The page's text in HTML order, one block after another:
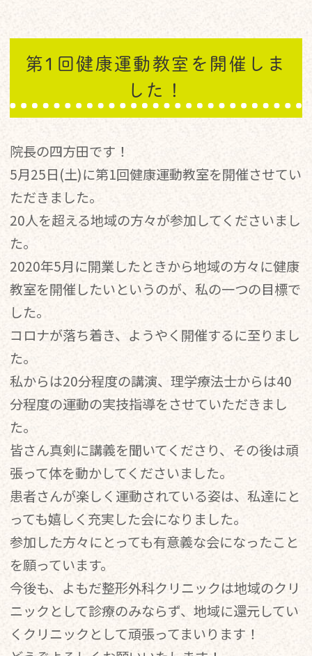
第1回健康運動教室を開催しま
した！
院長の四方田です！
5月25日(土)に第1回健康運動教室を開催させてい
ただきました。
20人を超える地域の方々が参加してくださいまし
た。
2020年5月に開業したときから地域の方々に健康
教室を開催したいというのが、私の一つの目標で
した。
コロナが落ち着き、ようやく開催するに至りまし
た。
私からは20分程度の講演、理学療法士からは40
分程度の運動の実技指導をさせていただきまし
た。
皆さん真剣に講義を聞いてくださり、その後は頑
張って体を動かしてくださいました。
患者さんが楽しく運動されている姿は、私達にと
っても嬉しく充実した会になりました。
参加した方々にとっても有意義な会になったこと
を願っています。
今後も、よもだ整形外科クリニックは地域のクリ
ニックとして診療のみならず、地域に還元してい
くクリニックとして頑張ってまいります！